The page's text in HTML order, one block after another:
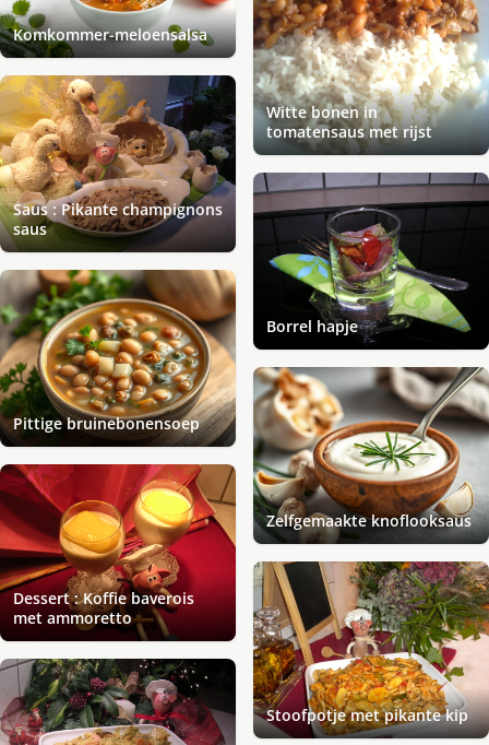
Witte bonen in
tomatensaus met rijst
Komkommer-meloensalsa
Saus : Pikante champignons
saus
Borrel hapje
Pittige bruinebonensoep
Zelfgemaakte knoflooksaus
Dessert : Koffie baverois
met ammoretto
Stoofpotje met pikante kip